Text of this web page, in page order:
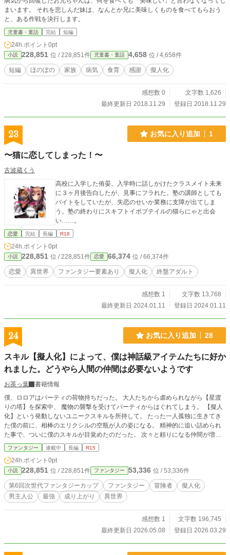
まいます。 それを悲しんだ妹は、なんとか兄に美味しくものを食べてもらおう
と、ある作戦を決行します。
児童書・童話 完結 短編
24h.ポイント 0pt
小説 228,851 位 / 228,851件 児童書・童話 4,658 位 / 4,658件
短編 ほのぼの 家族 病気 食育 感謝 擬人化
感想数 0
文字数 1,626
最終更新日 2018.11.29
登録日 2018.11.29
23 お気に入り追加 1
〜猫に恋してしまった！〜
古波蔵くう
高校に入学した侑晏。入学時に話しかけたクラスメイト未来
に３ヶ月後告白したが、見事にフラれた。塾の講師としても
バイトをしていたが、失恋のせいか業務に支障が出てしま
う。塾の終わりにスキフトイボブテイルの猫らにゃと出会
い……。
恋愛 完結 長編 R18
24h.ポイント 0pt
小説 228,851 位 / 228,851件 恋愛 66,374 位 / 66,374件
恋愛 異世界 ファンタジー要素あり 擬人化 終盤アダルト
感想数 1
文字数 13,768
最終更新日 2024.01.11
登録日 2024.01.11
24 お気に入り追加 28
スキル【擬人化】によって、僕は神話級アイテムたちに好か
れました。どうやら人間の仲間は必要ないようです
お茶っ葉
書籍情報
僕、ロロアはパーティの荷物持ちだった。 大人たちから虐められながら【星渡
りの塔】を探索中、 魔物の襲撃を受けてパーティからはぐれてしまう。 【擬人
化】という発動しないユニークスキルを所持して。 たった一人孤独に生きてき
た僕の前に、相棒のエリクシルの空瓶が人の姿になる。 精神的に追い詰められ
た事で、ついに僕のスキルが目覚めたのだった。 次々と頼りになる仲間が増え
て、恵まれた日々が訪れる。 最弱から最強になる、少年の物語。
ファンタジー 連載中 長編 R15
24h.ポイント 0pt
小説 228,851 位 / 228,851件 ファンタジー 53,336 位 / 53,336件
第6回次世代ファンタジーカップ ファンタジー 冒険者
擬人化
男主人公
最強 成り上がり 異世界
感想数 1
文字数 196,745
最終更新日 2026.05.08
登録日 2026.03.29